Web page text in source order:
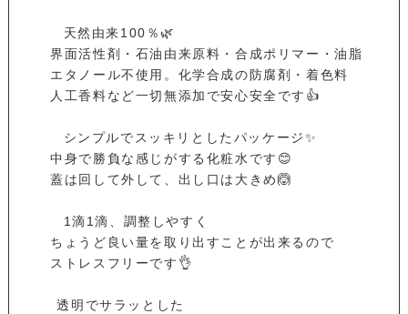
⁡ ⁡ ⁡ 天然由来100％🌿⁡
⁡ 界面活性剤・石油由来原料・合成ポリマー・油脂⁡
⁡ エタノール不使用。化学合成の防腐剤・着色料⁡
⁡ 人工香料など一切無添加で安心安全です👍⁡
⁡ ⁡ ⁡ シンプルでスッキリとしたパッケージ✨⁡
⁡ 中身で勝負な感じがする化粧水です😊⁡
⁡ 蓋は回して外して、出し口は大きめ🙆⁡
⁡ ⁡ ⁡ 1滴1滴、調整しやすく⁡
⁡ ちょうど良い量を取り出すことが出来るので⁡
⁡ ストレスフリーです👌⁡
⁡ ⁡ 透明でサラッとした⁡